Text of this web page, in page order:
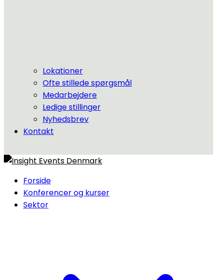
Lokationer
Ofte stillede spørgsmål
Medarbejdere
Ledige stillinger
Nyhedsbrev
Kontakt
Forside
Konferencer og kurser
Sektor